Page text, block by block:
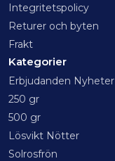
Integritetspolicy
Returer och byten
Frakt
Kategorier
Erbjudanden Nyheter
250 gr
500 gr
Lösvikt Nötter
Solrosfrön